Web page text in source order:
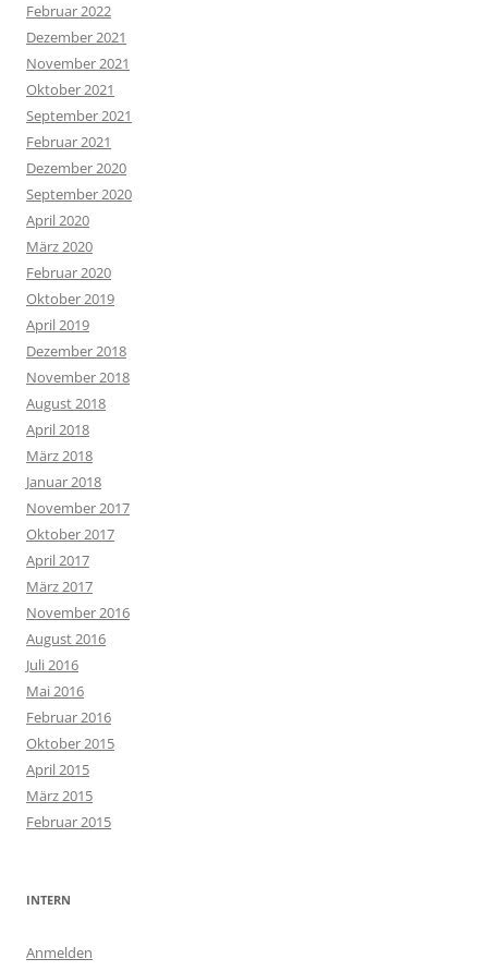
Februar 2022
Dezember 2021
November 2021
Oktober 2021
September 2021
Februar 2021
Dezember 2020
September 2020
April 2020
März 2020
Februar 2020
Oktober 2019
April 2019
Dezember 2018
November 2018
August 2018
April 2018
März 2018
Januar 2018
November 2017
Oktober 2017
April 2017
März 2017
November 2016
August 2016
Juli 2016
Mai 2016
Februar 2016
Oktober 2015
April 2015
März 2015
Februar 2015
INTERN
Anmelden